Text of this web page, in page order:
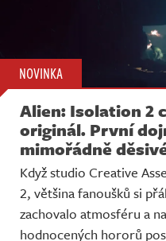
NOVINKA
Alien: Isolation 2
originál. První
mimořádně
Když studio Creative
2, většina fanoušků si
zachovalo atmosféru a
hodnocených hororů